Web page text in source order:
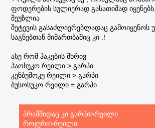
ფოდერების სულიერად გასათიშად
შეუზლია
შეტევის გასაძლიერებლადაც გამოიყენოს
საგნებთან მიმართბაშიც კი .!
ასე რომ ჰაკების მხრივ
ჰაოსუკო რეილი > გარპი
კენბუშოკუ რეილი > გარპი
ბუსოსუკო რეილი = გარპი
პრამშიდაც კი გარპი>რეილი
როჯერი>რეილი